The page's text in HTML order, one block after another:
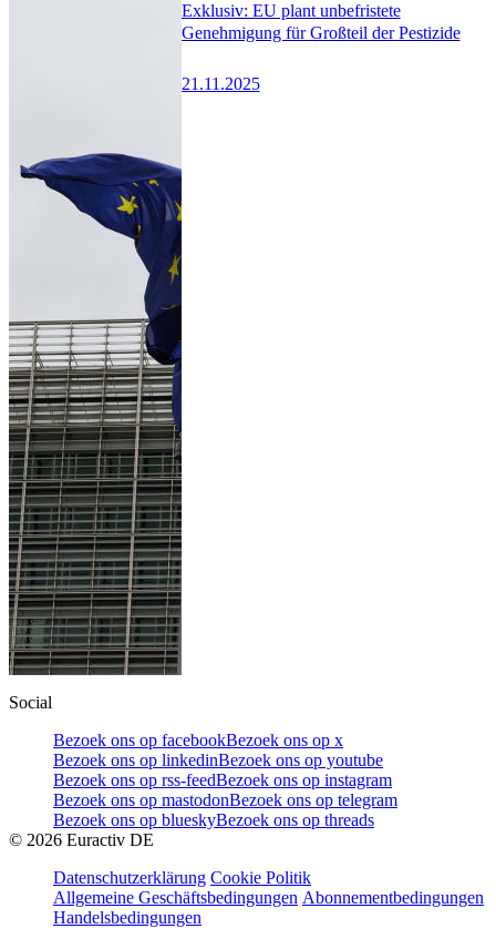
Exklusiv: EU plant unbefristete
Genehmigung für Großteil der Pestizide
21.11.2025
Social
Bezoek ons op facebookBezoek ons op x
Bezoek ons op linkedinBezoek ons op youtube
Bezoek ons op rss-feedBezoek ons op instagram
Bezoek ons op mastodonBezoek ons op telegram
Bezoek ons op blueskyBezoek ons op threads
© 2026 Euractiv DE
Datenschutzerklärung Cookie Politik
Allgemeine Geschäftsbedingungen Abonnementbedingungen
Handelsbedingungen